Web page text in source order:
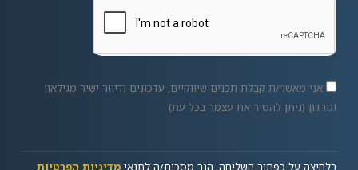
אני מאשר/ת קבלת תכנים שיווקיים, עדכונים ודיוור ישיר מגילאון
וגורדון (ניתן להסיר את עצמך בכל עת)
בלחיצה על כפתור השליחה, הנך מסכים/ה לתנאי מדיניות הפרטיות